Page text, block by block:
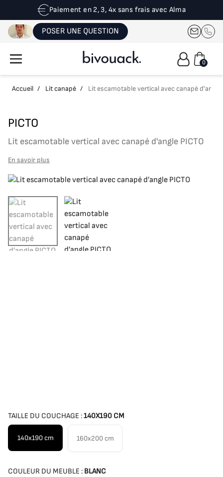
Paiement en 2, 3, 4x sans frais avec Alma
POSER UNE QUESTION
0
Accueil / Lit canapé / Lit escamotable vertical avec canapé d'angle
PICTO
Lit escamotable vertical avec canapé d'angle PICTO
En savoir plus
TAILLE DU COUCHAGE :140X190 CM
140x190 cm 160x200 cm
COULEUR DU MEUBLE : BLANC